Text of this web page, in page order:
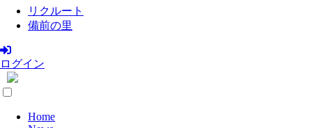
リクルート
備前の里
ログイン
Home